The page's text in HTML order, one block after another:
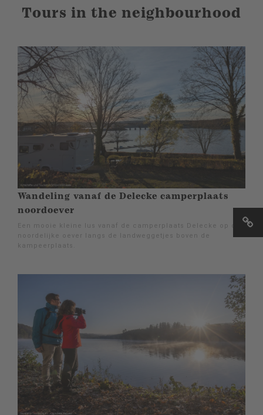
Tours in the neighbourhood
Wandeling vanaf de Delecke camperplaats
noordoever
Een mooie kleine lus vanaf de camperplaats Delecke op de
noordelijke oever langs de landweggetjes boven de
kampeerplaats.